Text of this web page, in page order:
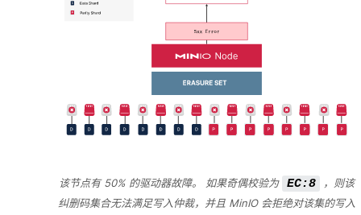
该节点有 50% 的驱动器故障。 如果奇偶校验为 EC:8
，则该
纠删码集合无法满足写入仲裁，并且 MinIO 会拒绝对该集的写入